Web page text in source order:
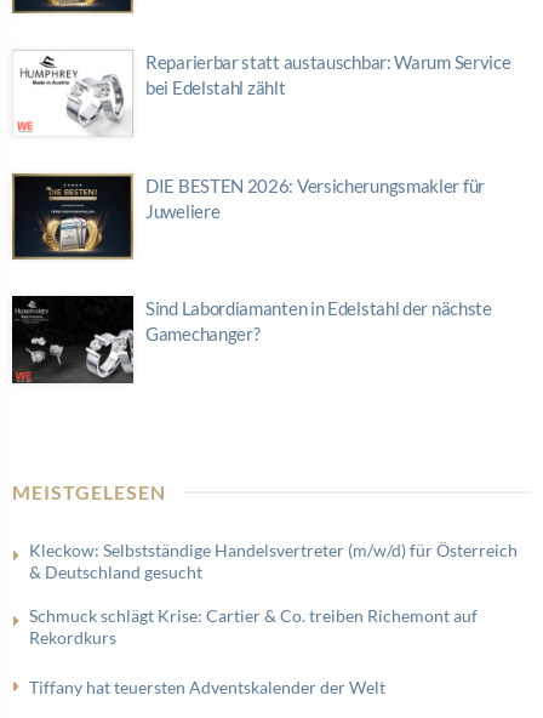
Reparierbar statt austauschbar: Warum Service
bei Edelstahl zählt
DIE BESTEN 2026: Versicherungsmakler für
Juweliere
Sind Labordiamanten in Edelstahl der nächste
Gamechanger?
MEISTGELESEN
Kleckow: Selbstständige Handelsvertreter (m/w/d) für Österreich
& Deutschland gesucht
Schmuck schlägt Krise: Cartier & Co. treiben Richemont auf
Rekordkurs
Tiffany hat teuersten Adventskalender der Welt